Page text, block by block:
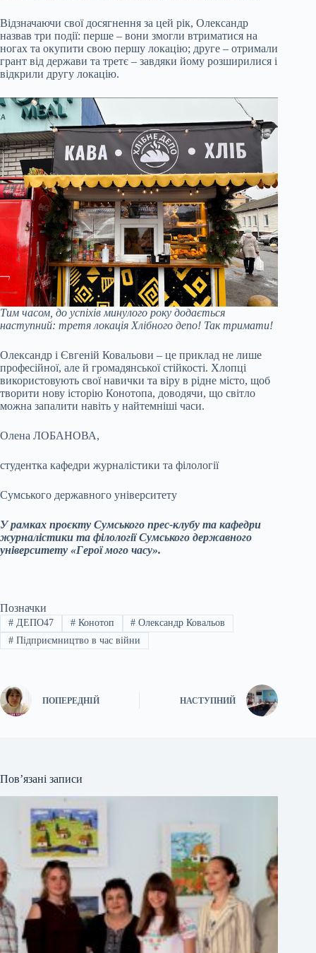
Відзначаючи свої досягнення за цей рік, Олександр
назвав три події: перше – вони змогли втриматися на
ногах та окупити свою першу локацію; друге – отримали
грант від держави та третє – завдяки йому розширилися і
відкрили другу локацію.
Тим часом, до успіхів минулого року додається
наступний: третя локація Хлібного депо! Так тримати!
Олександр і Євгеній Ковальови – це приклад не лише
професійної, але й громадянської стійкості. Хлопці
використовують свої навички та віру в рідне місто, щоб
творити нову історію Конотопа, доводячи, що світло
можна запалити навіть у найтемніші часи.
Олена ЛОБАНОВА,
студентка кафедри журналістики та філології
Сумського державного університету
У рамках проєкту Сумського прес-клубу та кафедри
журналістики та філології Сумського державного
університету «Герої мого часу».
Позначки
#ДЕПО47 #Конотоп # Олександр Ковальов
#Підприємництво в час війни
ПОПЕРЕДНІЙ НАСТУПНИЙ
Пов’язані записи